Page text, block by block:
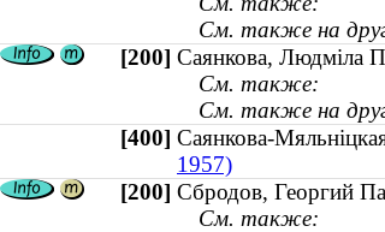
См. также на
[200] Саянкова, Людміла
См. также:
См. также на
[400] Саянкова-
1957)
[200] Сбродов, Георгий
См. также: